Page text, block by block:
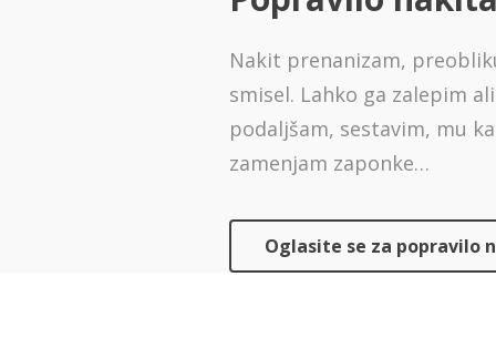
Nakit prenanizam,
smisel. Lahko ga zalepim
podaljšam, sestavim, mu
zamenjam zaponke…
Oglasite se za popravilo